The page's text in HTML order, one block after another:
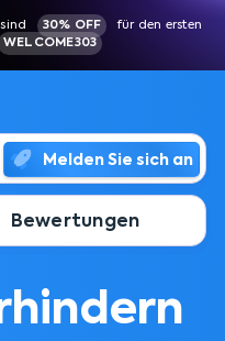
30% OFF
für den ersten
WELCOME303
Melden Sie sich an
Bewertungen